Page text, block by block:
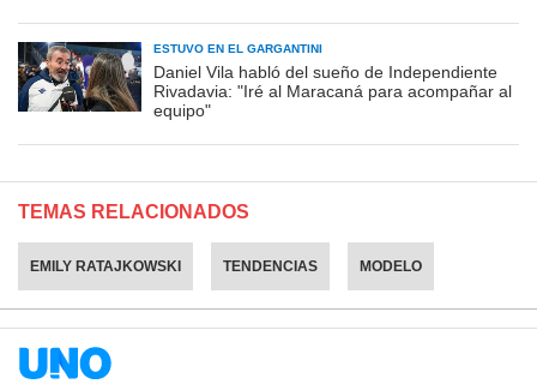
ESTUVO EN EL GARGANTINI
Daniel Vila habló del sueño de Independiente
Rivadavia: "Iré al Maracaná para acompañar al
equipo"
TEMAS RELACIONADOS
EMILY RATAJKOWSKI TENDENCIAS MODELO